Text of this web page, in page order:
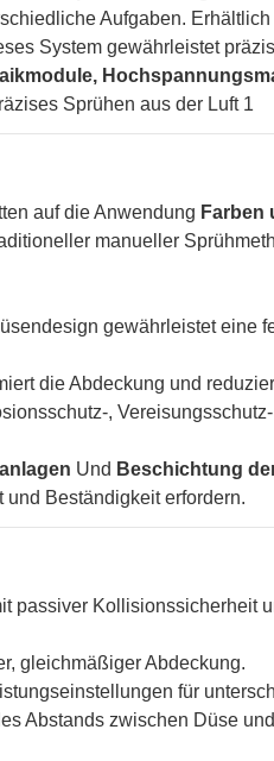
Aufgaben.
System gewährleistet
auf die Anwendung Farben
manueller
gewährleistet eine
die Abdeckung und
,
Und Beschichtung
Beständigkeit erfordern.
passiver Kollisionssicherheit
gleichmäßiger Abdeckung.
für
Abstands zwischen Düse